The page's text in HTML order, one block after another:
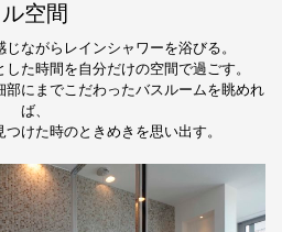
ル空間
ながらレインシャワーを浴びる。
た時間を自分だけの空間で過ごす。
にまでこだわったバスルームを眺めれ
ば、
けた時のときめきを思い出す。